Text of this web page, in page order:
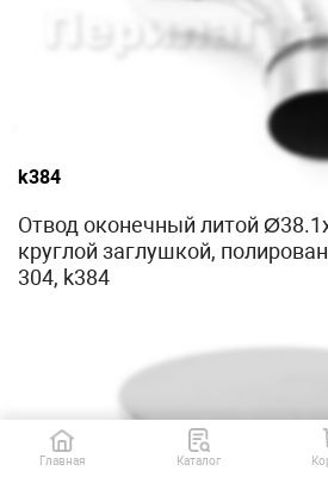
k384
Отвод оконечный литой
круглой заглушкой,
304, k384
Главная Каталог